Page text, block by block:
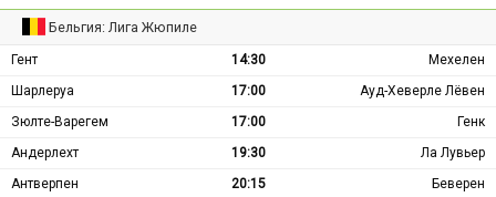
Бельгия: Лига Жюпиле
Гент 14:30
Мехелен
Шарлеруа
17:00
Ауд-Хеверле Лёвен
Зюлте-Варегем
17:00
Генк
Андерлехт
19:30
Ла Лувьер
Антверпен
20:15 Беверен